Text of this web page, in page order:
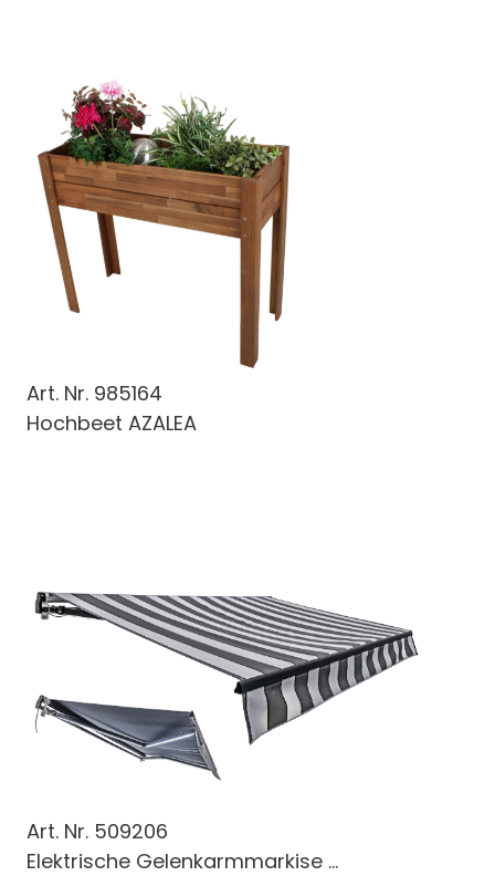
Art. Nr. 985164
Hochbeet AZALEA
Art. Nr. 509206
Elektrische Gelenkarmmarkise ...